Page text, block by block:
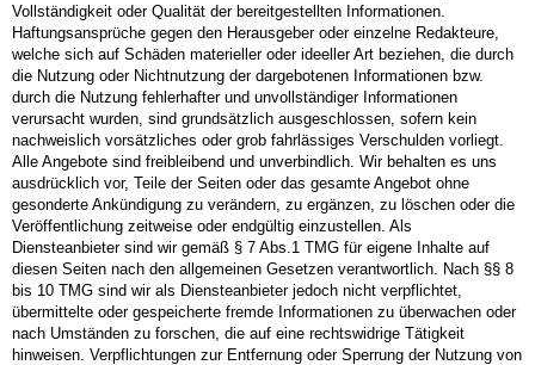
Vollständigkeit oder Qualität der bereitgestellten Informationen.
Haftungsansprüche gegen den Herausgeber oder einzelne Redakteure,
welche sich auf Schäden materieller oder ideeller Art beziehen, die durch
die Nutzung oder Nichtnutzung der dargebotenen Informationen bzw.
durch die Nutzung fehlerhafter und unvollständiger Informationen
verursacht wurden, sind grundsätzlich ausgeschlossen, sofern kein
nachweislich vorsätzliches oder grob fahrlässiges Verschulden vorliegt.
Alle Angebote sind freibleibend und unverbindlich. Wir behalten es uns
ausdrücklich vor, Teile der Seiten oder das gesamte Angebot ohne
gesonderte Ankündigung zu verändern, zu ergänzen, zu löschen oder die
Veröffentlichung zeitweise oder endgültig einzustellen. Als
Diensteanbieter sind wir gemäß § 7 Abs.1 TMG für eigene Inhalte auf
diesen Seiten nach den allgemeinen Gesetzen verantwortlich. Nach §§ 8
bis 10 TMG sind wir als Diensteanbieter jedoch nicht verpflichtet,
übermittelte oder gespeicherte fremde Informationen zu überwachen oder
nach Umständen zu forschen, die auf eine rechtswidrige Tätigkeit
hinweisen. Verpflichtungen zur Entfernung oder Sperrung der Nutzung von